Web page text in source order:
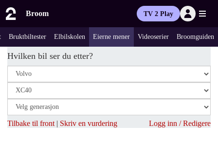
Broom TV 2 Play
Bruktbiltester Elbilskolen Eierne mener Videoserier Broomguiden
Hvilken bil ser du etter?
Tilbake til front | Skriv en vurdering Logg inn / Redigere